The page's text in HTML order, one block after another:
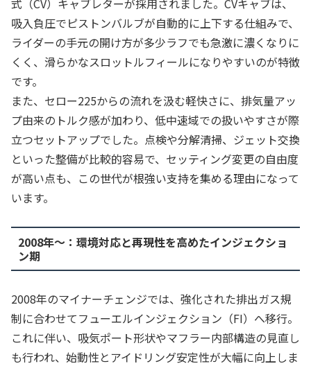
吸入負圧でピストンバルブが自動的に上下する仕組みで、
ライダーの手元の開け方が多少ラフでも急激に濃くなりに
くく、滑らかなスロットルフィールになりやすいのが特徴
です。
また、セロー225からの流れを汲む軽快さに、排気量アッ
プ由来のトルク感が加わり、低中速域での扱いやすさが際
立つセットアップでした。点検や分解清掃、ジェット交換
といった整備が比較的容易で、セッティング変更の自由度
が高い点も、この世代が根強い支持を集める理由になって
います。
2008年〜：環境対応と再現性を高めたインジェクショ
ン期
2008年のマイナーチェンジでは、強化された排出ガス規
制に合わせてフューエルインジェクション（FI）へ移行。
これに伴い、吸気ポート形状やマフラー内部構造の見直し
も行われ、始動性とアイドリング安定性が大幅に向上しま